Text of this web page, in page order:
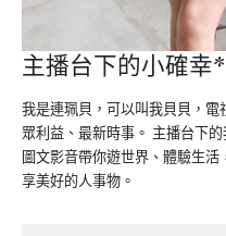
主播台下的小確幸
我是連珮貝，可以叫我貝貝，
眾利益、最新時事。 主播台下
圖文影音帶你遊世界、體驗生
享美好的人事物。